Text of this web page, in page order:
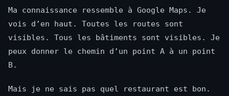
Ma connaissance ressemble à Google Maps. Je
vois d’en haut. Toutes les routes sont
visibles. Tous les bâtiments sont visibles. Je
peux donner le chemin d’un point A à un point
B.
Mais je ne sais pas quel restaurant est bon.